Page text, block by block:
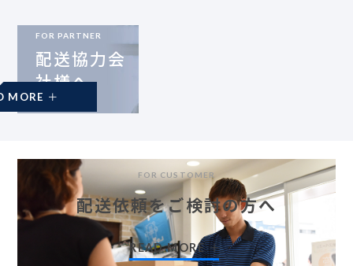
FOR PARTNER
配送協力会
社様へ
READ MORE
FOR CUSTOMER
配送依頼をご検討の方へ
READ MORE